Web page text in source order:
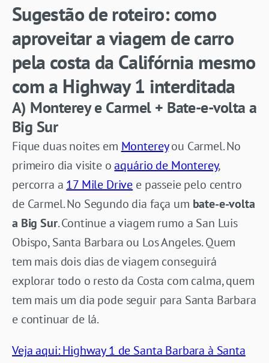
Sugestão de roteiro: como
aproveitar a viagem de carro
pela costa da Califórnia mesmo
com a Highway 1 interditada
A) Monterey e Carmel + Bate-e-volta a
Big Sur
Fique duas noites em Montereyou Carmel. No
primeiro dia visite oaquário de Monterey,
percorra a 17 Mile Drive e passeie pelo centro
de Carmel. No Segundo dia faça um bate-e-volta
a Big Sur. Continue a viagem rumo a San Luis
Obispo, Santa Barbara ou Los Angeles. Quem
tem mais dois dias de viagem conseguirá
explorar todo o resto da Costa com calma, quem
tem mais um dia pode seguir para Santa Barbara
e continuar de lá.
Veja aqui: Highway 1 de Santa Barbara à Santa